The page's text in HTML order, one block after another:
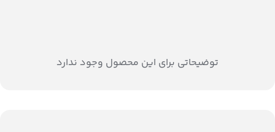
توضیحاتی برای این محصول وجود ندارد